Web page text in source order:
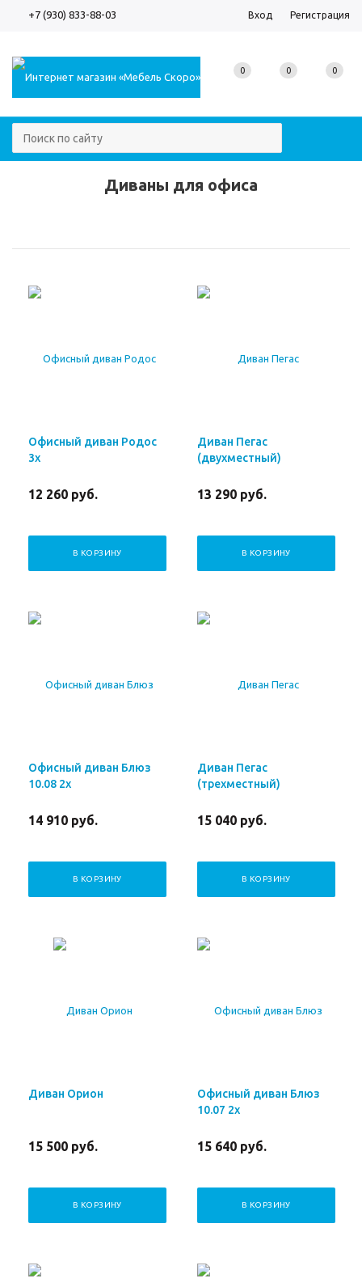
+7 (930) 833-88-03 Вход Регистрация
0 0 0
Диваны для офиса
Офисный диван Родос
3х
12 260 руб.
В КОРЗИНУ
Диван Пегас
(двухместный)
13 290 руб.
В КОРЗИНУ
Офисный диван Блюз
10.08 2х
14 910 руб.
В КОРЗИНУ
Диван Пегас
(трехместный)
15 040 руб.
В КОРЗИНУ
Диван Орион
15 500 руб.
В КОРЗИНУ
Офисный диван Блюз
10.07 2х
15 640 руб.
В КОРЗИНУ